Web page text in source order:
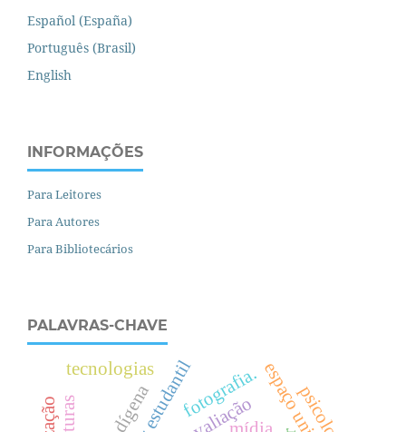
Español (España)
Português (Brasil)
English
INFORMAÇÕES
Para Leitores
Para Autores
Para Bibliotecários
PALAVRAS-CHAVE
voz estudantil
tecnologias fotografia.